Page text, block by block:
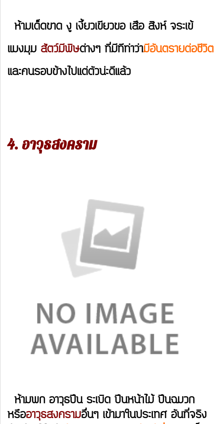
ห้ามเด็ดขาด งู เงี้ยวเขียวขอ เสือ สิงห์ จระเข้
แมงมุม สัตว์มีพิษต่างๆ ที่มีทีท่าว่ามีอันตรายต่อชีวิต
และคนรอบข้างไปแต่ตัวน่ะดีแล้ว
4. อาวุธสงคราม
ห้ามพก อาวุธปืน ระเบิด ปืนหน้าไม้ ปืนฉมวก
หรืออาวุธสงครามอื่นๆ เข้ามาในประเทศ อันที่จริง